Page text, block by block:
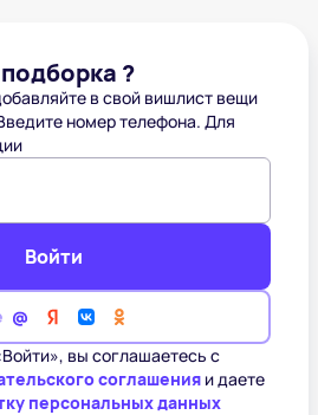
?
в свой вишлист вещи
номер телефона. Для
Войти
вы соглашаетесь с
соглашения и даете
персональных данных